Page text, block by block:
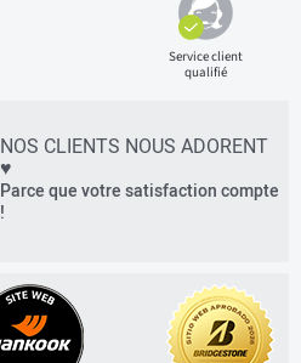
Service client
qualifié
NOS CLIENTS NOUS ADORENT
♥
Parce que votre satisfaction compte
!